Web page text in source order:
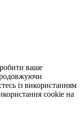
ваше
із використанням
cookie на